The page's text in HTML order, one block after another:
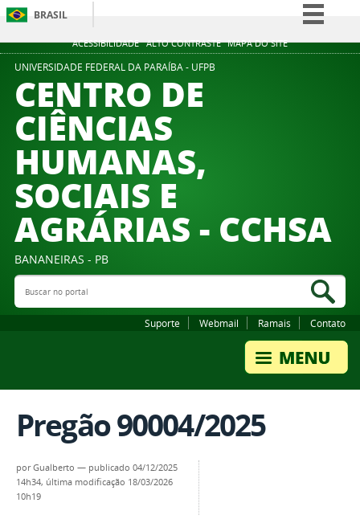
ACESSIBILIDADE ALTO CONTRASTE MAPA DO SITE
BRASIL
Simplifique!
UNIVERSIDADE FEDERAL DA PARAÍBA - UFPB
CENTRO DE
CIÊNCIAS
HUMANAS,
SOCIAIS E
AGRÁRIAS - CCHSA
BANANEIRAS - PB
Buscar no portal
Suporte Webmail Ramais Contato
Pregão 90004/2025
porGualberto — publicado 04/12/2025
14h34, última modificação 18/03/2026
10h19